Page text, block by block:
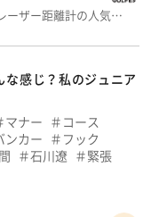
ーザー距離計の人気…
感じ？私のジュニア
マナー
コース
ンカー
フック
石川遼
緊張